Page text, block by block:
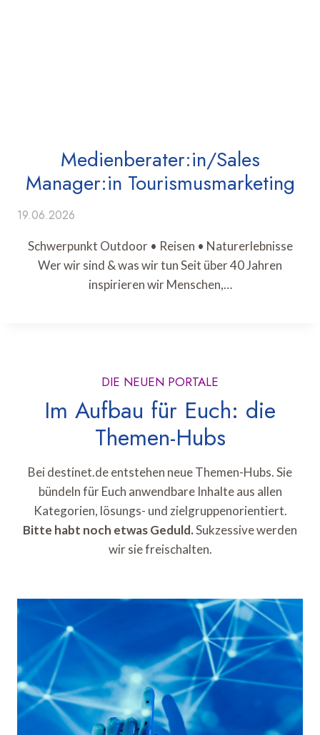
Medienberater:in/Sales
Manager:in Tourismusmarketing
19.06.2026
Schwerpunkt Outdoor • Reisen • Naturerlebnisse
Wer wir sind & was wir tun Seit über 40 Jahren
inspirieren wir Menschen,…
DIE NEUEN PORTALE
Im Aufbau für Euch: die
Themen-Hubs
Bei destinet.de entstehen neue Themen-Hubs. Sie
bündeln für Euch anwendbare Inhalte aus allen
Kategorien, lösungs- und zielgruppenorientiert.
Bitte habt noch etwas Geduld.Sukzessive werden
wir sie freischalten.